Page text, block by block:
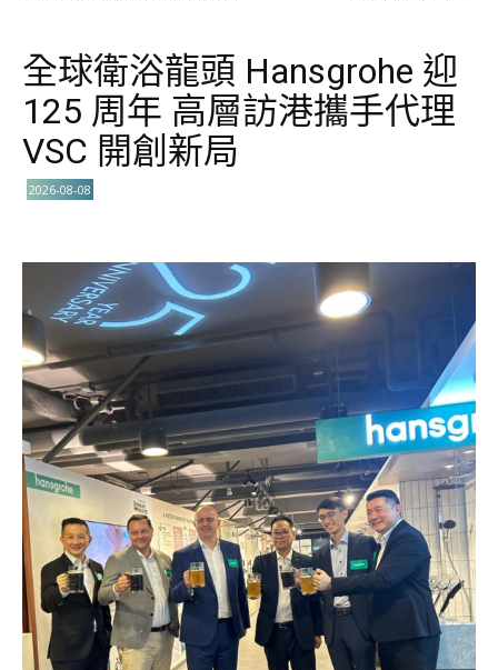
全球衛浴龍頭 Hansgrohe 迎
125 周年 高層訪港攜手代理
VSC 開創新局
2026-08-08